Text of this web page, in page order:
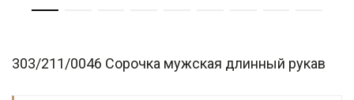
303/211/0046 Сорочка мужская длинный рукав